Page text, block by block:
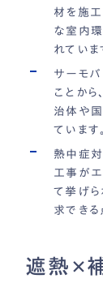
材を施工
な室内環
れていま
サーモバ
ことから
治体や
ています。
熱中症
工事が
て挙げら
求できる
遮熱×